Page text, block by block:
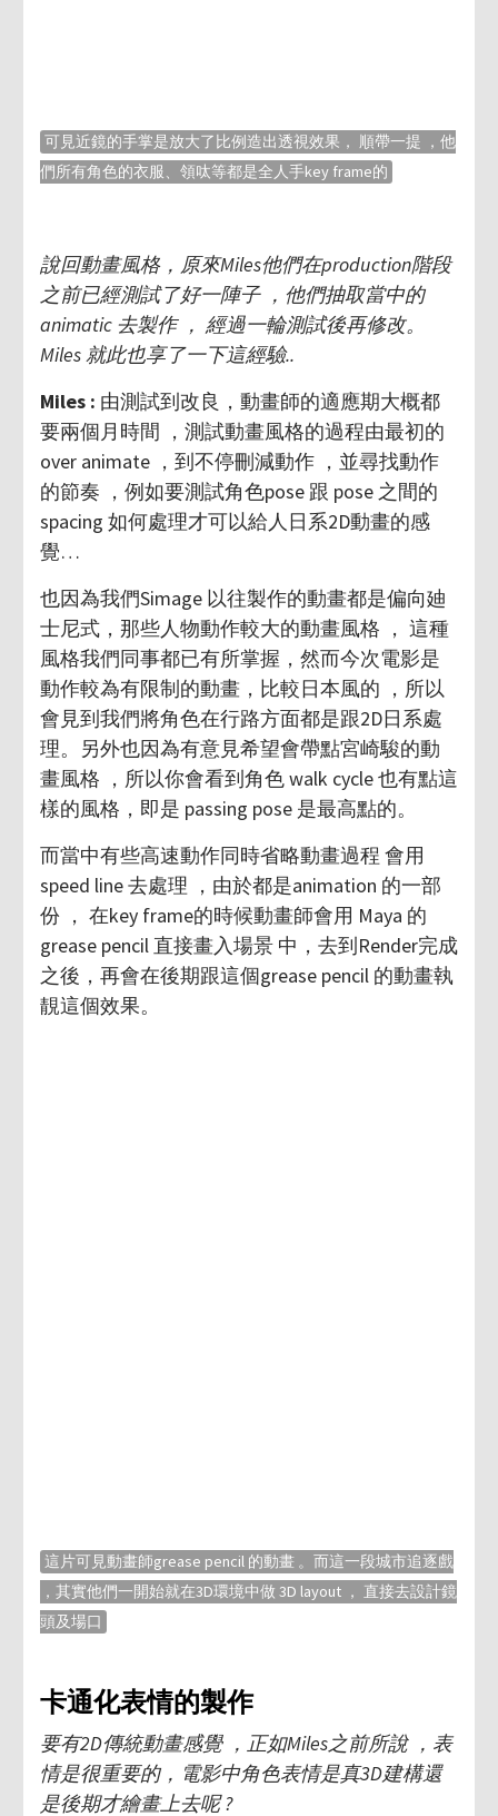
可見近鏡的手掌是放大了比例造出透視效果， 順帶一提 ，他
們所有角色的衣服、領呔等都是全人手key frame的
說回動畫風格，原來Miles他們在production階段
之前已經測試了好一陣子 ，他們抽取當中的
animatic 去製作 ， 經過一輪測試後再修改。
Miles 就此也享了一下這經驗..
Miles : 由測試到改良，動畫師的適應期大概都
要兩個月時間 ，測試動畫風格的過程由最初的
over animate ，到不停刪減動作 ，並尋找動作
的節奏 ，例如要測試角色pose 跟 pose 之間的
spacing 如何處理才可以給人日系2D動畫的感
覺…
也因為我們Simage 以往製作的動畫都是偏向廸
士尼式，那些人物動作較大的動畫風格 ， 這種
風格我們同事都已有所掌握，然而今次電影是
動作較為有限制的動畫，比較日本風的 ，所以
會見到我們將角色在行路方面都是跟2D日系處
理。另外也因為有意見希望會帶點宮崎駿的動
畫風格 ，所以你會看到角色 walk cycle 也有點這
樣的風格，即是 passing pose 是最高點的。
而當中有些高速動作同時省略動畫過程 會用
speed line 去處理 ，由於都是animation 的一部
份 ， 在key frame的時候動畫師會用 Maya 的
grease pencil 直接畫入場景 中，去到Render完成
之後，再會在後期跟這個grease pencil 的動畫執
靚這個效果。
這片可見動畫師grease pencil 的動畫 。而這一段城市追逐戲
，其實他們一開始就在3D環境中做 3D layout ， 直接去設計鏡
頭及場口
卡通化表情的製作
要有2D傳統動畫感覺 ，正如Miles之前所說 ，表
情是很重要的，電影中角色表情是真3D建構還
是後期才繪畫上去呢 ?